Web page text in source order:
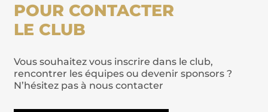
POUR CONTACTER
LE CLUB
Vous souhaitez vous inscrire dans le club,
rencontrer les équipes ou devenir sponsors ?
N’hésitez pas à nous contacter